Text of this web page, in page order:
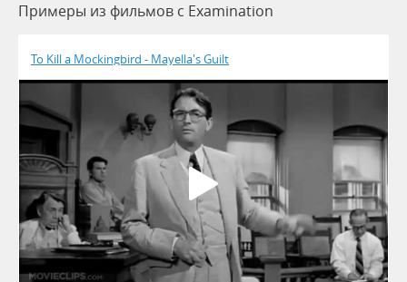
Примеры из фильмов c Examination
To Kill a Mockingbird - Mayella's Guilt